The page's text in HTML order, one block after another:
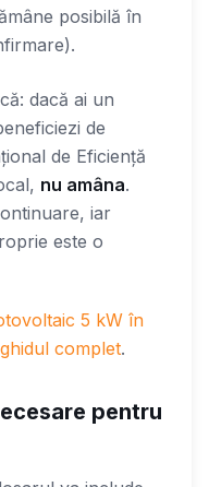
posibilă în
dacă ai un
de
de Eficiență
nu amâna.
iar
este o
5 kW în
complet.
pentru